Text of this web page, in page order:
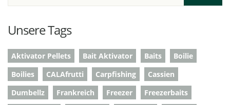
Unsere Tags
Aktivator Pellets Bait Aktivator Baits
Boilie
Boilies
CALAfrutti Carpfishing
Cassien
Dumbellz
Frankreich Freezer
Freezerbaits